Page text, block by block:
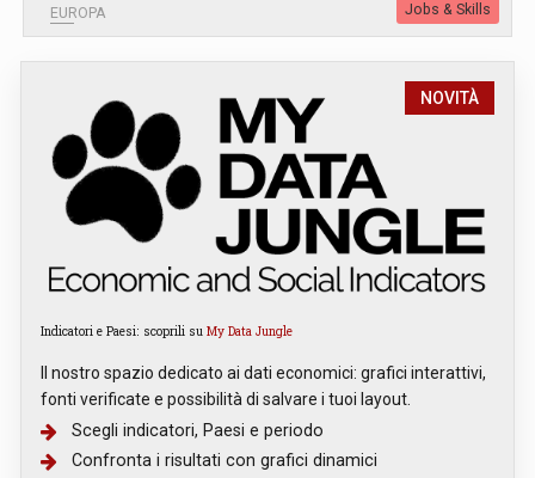
EUROPA Jobs & Skills
NOVITÀ
Indicatori e Paesi: scoprili su My Data Jungle
Il nostro spazio dedicato ai dati economici: grafici interattivi,
fonti verificate e possibilità di salvare i tuoi layout.
Scegli indicatori, Paesi e periodo
Confronta i risultati con grafici dinamici